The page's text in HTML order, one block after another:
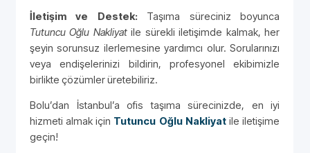
İletişim ve Destek: Taşıma süreciniz boyunca
Tutuncu Oğlu Nakliyatile sürekli iletişimde kalmak, her
şeyin sorunsuz ilerlemesine yardımcı olur. Sorularınızı
veya endişelerinizi bildirin, profesyonel ekibimizle
birlikte çözümler üretebiliriz.
Bolu’dan İstanbul’a ofis taşıma sürecinizde, en iyi
hizmeti almak için Tutuncu Oğlu Nakliyatile iletişime
geçin!